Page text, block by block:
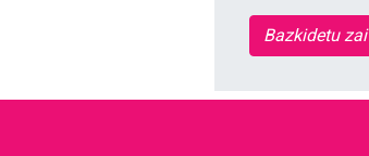
Bazkidetu